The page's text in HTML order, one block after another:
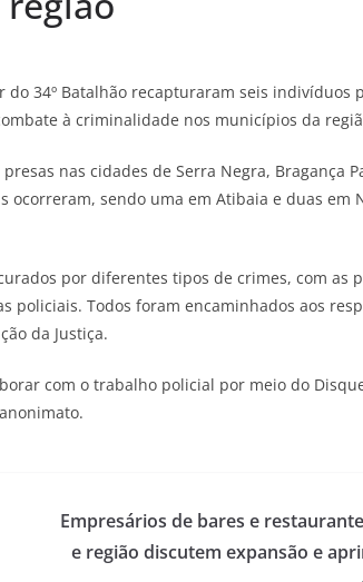
34º Batalhão recapturaram seis indivíduos
à criminalidade nos municípios da
nas cidades de Serra Negra, Bragança
ocorreram, sendo uma em Atibaia e duas em
por diferentes tipos de crimes, com as
policiais. Todos foram encaminhados aos
da Justiça.
com o trabalho policial por meio do
Empresários de bares e
e região discutem expansão e